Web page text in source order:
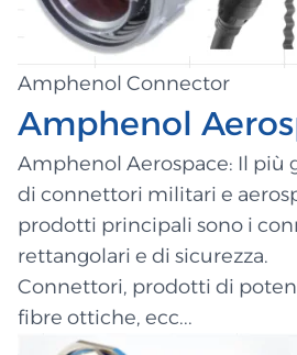
Amphenol Connector
Amphenol
Amphenol Aerospace: Il più
di connettori militari e
prodotti principali sono i
rettangolari e di sicurezza.
Connettori, prodotti di
fibre ottiche, ecc...